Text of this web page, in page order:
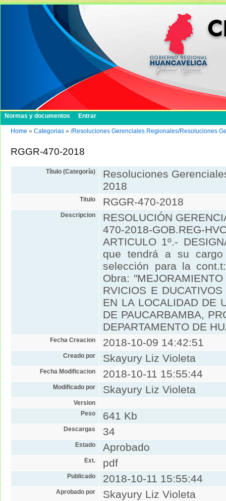
Normas y documentos Entrar
Home » Categorias » /Resoluciones Gerenciales Regionales/Resoluciones
RGGR-470-2018
Título (Categoría)
Resoluciones
2018
Titulo RGGR-470-2018
Descripcion
RESOLUCIÓN
470-2018-GOB.REG-
ARTICULO 1º.-
que tendrá a su
selección para la
Obra:
RVICIOS E
EN LA LOCALIDAD DE
DE PAUCARBAMBA,
DEPARTAMENTO DE
Fecha Creacion 2018-10-09 14:42:51
Creado por Skayury Liz Violeta
Fecha Modificacion 2018-10-11 15:55:44
Modificado por Skayury Liz Violeta
Version
Peso
641 Kb
Descargas 34
Estado Aprobado
Ext. pdf
Publicado 2018-10-11 15:55:44
Aprobado por Skayury Liz Violeta